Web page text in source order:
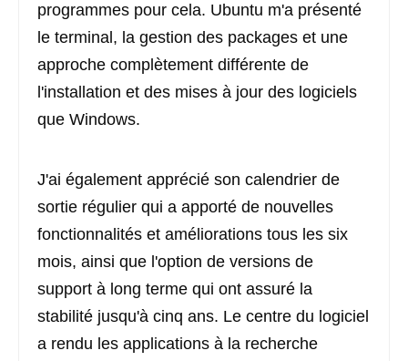
programmes pour cela. Ubuntu m'a présenté
le terminal, la gestion des packages et une
approche complètement différente de
l'installation et des mises à jour des logiciels
que Windows.
J'ai également apprécié son calendrier de
sortie régulier qui a apporté de nouvelles
fonctionnalités et améliorations tous les six
mois, ainsi que l'option de versions de
support à long terme qui ont assuré la
stabilité jusqu'à cinq ans. Le centre du logiciel
a rendu les applications à la recherche